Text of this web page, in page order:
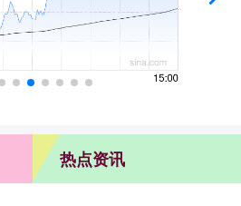
热点资讯